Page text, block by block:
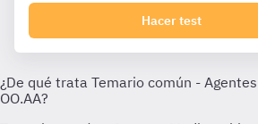
Hacer test